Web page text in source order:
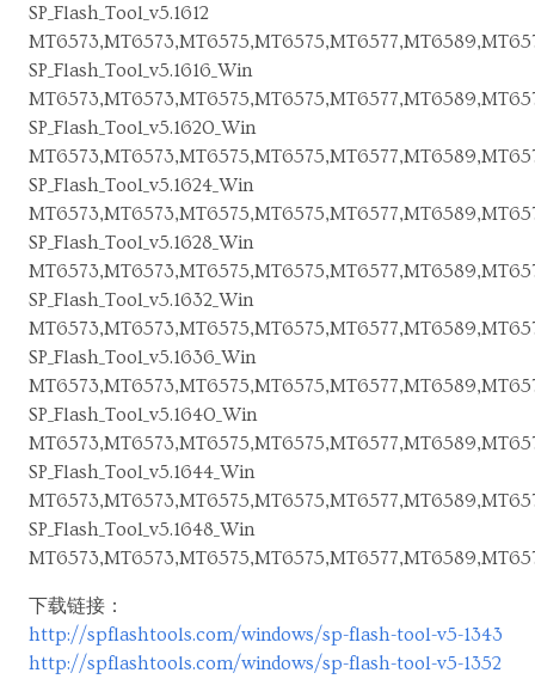
SP_Flash_Tool_v5.1612
SP_Flash_Tool_v5.1616_Win
SP_Flash_Tool_v5.1620_Win
SP_Flash_Tool_v5.1624_Win
SP_Flash_Tool_v5.1628_Win
SP_Flash_Tool_v5.1632_Win
SP_Flash_Tool_v5.1636_Win
SP_Flash_Tool_v5.1640_Win
SP_Flash_Tool_v5.1644_Win
SP_Flash_Tool_v5.1648_Win
下载链接：
http://spflashtools.com/windows/sp-flash-tool-v5-1343
http://spflashtools.com/windows/sp-flash-tool-v5-1352